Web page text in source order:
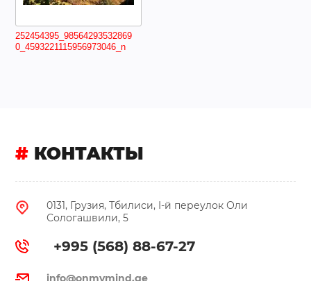
252454395_98564293532869
0_4593221115956973046_n
# КОНТАКТЫ
0131, Грузия, Тбилиси, I-й переулок Оли
Сологашвили, 5
+995 (568) 88-67-27
info@onmymind.ge